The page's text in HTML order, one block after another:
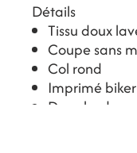
Détails
Tissu doux
Coupe sans
Col rond
Imprimé
Deux badges